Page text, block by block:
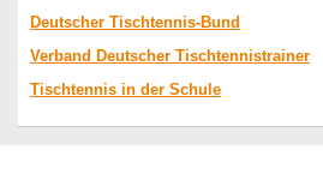
Deutscher Tischtennis-Bund
Verband Deutscher Tischtennistrainer
Tischtennis in der Schule